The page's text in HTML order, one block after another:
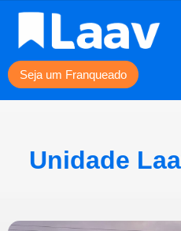
Seja um Franqueado
Unidade